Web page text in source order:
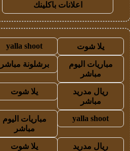
اعلانات باكلينك
يلا شوت yalla shoot
مباريات اليوم
مباشر
برشلونة مباشر
ريال مدريد
مباشر
يلا شوت
yalla shoot
مباريات اليوم
مباشر
ريال مدريد
يلا شوت